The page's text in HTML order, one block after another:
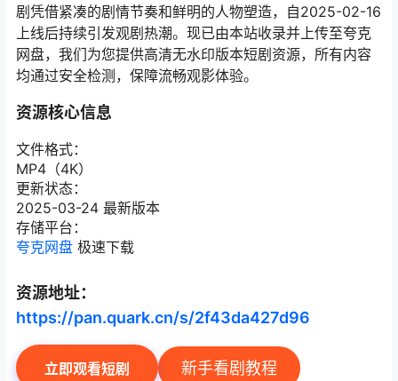
剧凭借紧凑的剧情节奏和鲜明的人物塑造，自2025-02-16
上线后持续引发观剧热潮。现已由本站收录并上传至夸克
网盘，我们为您提供高清无水印版本短剧资源，所有内容
均通过安全检测，保障流畅观影体验。
资源核心信息
文件格式：
MP4（4K）
更新状态：
2025-03-24 最新版本
存储平台：
夸克网盘 极速下载
资源地址：
https://pan.quark.cn/s/2f43da427d96
立即观看短剧 新手看剧教程